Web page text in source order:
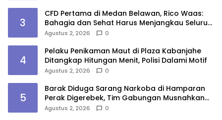
3
CFD Pertama di Medan Belawan, Rico Waas:
Bahagia dan Sehat Harus Menjangkau Seluruh
Sudut Kota Medan
Agustus 2, 2026 0
4
Pelaku Penikaman Maut di Plaza Kabanjahe
Ditangkap Hitungan Menit, Polisi Dalami Motif
Agustus 2, 2026 0
5
Barak Diduga Sarang Narkoba di Hamparan
Perak Digerebek, Tim Gabungan Musnahkan
Lokasi
Agustus 2, 2026 0